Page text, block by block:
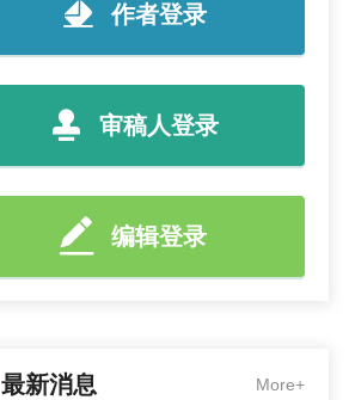
作者登录
审稿人登录
编辑登录
最新消息 More+